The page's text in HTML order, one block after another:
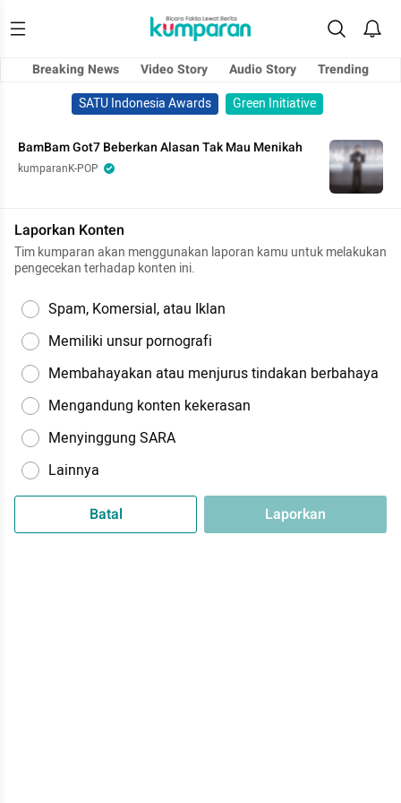
Breaking News Video Story Audio Story
Trending
SATU Indonesia Awards
Green Initiative
BamBam Got7 Beberkan Alasan Tak Mau Menikah
kumparanK-POP
Laporkan Konten
Tim kumparan akan menggunakan laporan kamu untuk melakukan
pengecekan terhadap konten ini.
Spam, Komersial, atau Iklan
Memiliki unsur pornografi
Membahayakan atau menjurus tindakan berbahaya
Mengandung konten kekerasan
Menyinggung SARA
Lainnya
Batal Laporkan